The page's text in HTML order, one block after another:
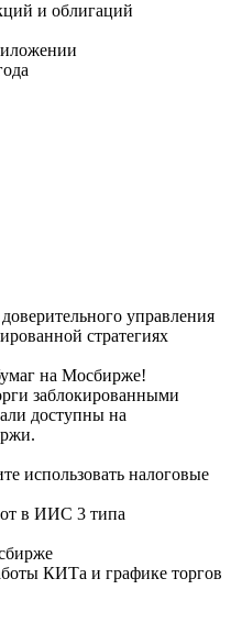
и облигаций
управления
стратегиях
на Мосбирже!
заблокированными
доступны на
налоговые
в ИИС 3 типа
КИТа и графике торгов